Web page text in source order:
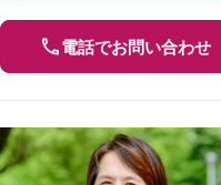
電話でお問い合わせ